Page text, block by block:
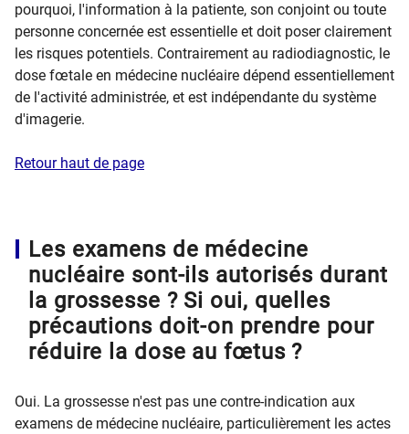
pourquoi, l'information à la patiente, son conjoint ou toute
personne concernée est essentielle et doit poser clairement
les risques potentiels. Contrairement au radiodiagnostic, le
dose fœtale en médecine nucléaire dépend essentiellement
de l'activité administrée, et est indépendante du système
d'imagerie.
Retour haut de page
Les examens de médecine
nucléaire sont-ils autorisés durant
la grossesse ? Si oui, quelles
précautions doit-on prendre pour
réduire la dose au fœtus ?
Oui. La grossesse n'est pas une contre-indication aux
examens de médecine nucléaire, particulièrement les actes